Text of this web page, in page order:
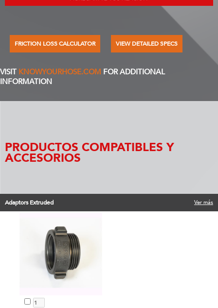
FRICTION LOSS CALCULATOR VIEW DETAILED SPECS
VISIT KNOWYOURHOSE.COM FOR ADDITIONAL
INFORMATION
PRODUCTOS COMPATIBLES Y
ACCESORIOS
Adaptors Extruded Ver más